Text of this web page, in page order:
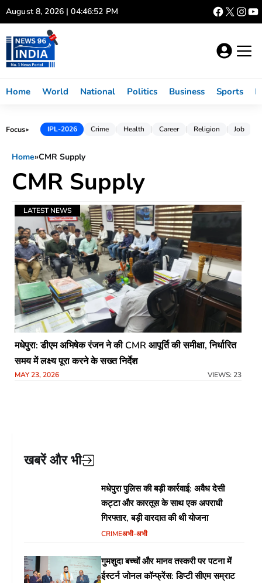
Skip
to
content
August 8, 2026 | 04:46:52 PM
Home World National Politics Business Sports
Focus► IPL-2026 Crime Health Career Religion Job
Home»CMR Supply
CMR Supply
LATEST NEWS
मधेपुरा: डीएम अभिषेक रंजन ने की CMR आपूर्ति की समीक्षा, निर्धारित
समय में लक्ष्य पूरा करने के सख्त निर्देश
MAY 23, 2026 VIEWS: 23
खबरें और भी
मधेपुरा पुलिस की बड़ी कार्रवाई: अवैध देसी
कट्टा और कारतूस के साथ एक अपराधी
गिरफ्तार, बड़ी वारदात की थी योजना
CRIMEअभी-अभी
गुमशुदा बच्चों और मानव तस्करी पर पटना में
ईस्टर्न जोनल कॉन्फ्रेंस: डिप्टी सीएम सम्राट